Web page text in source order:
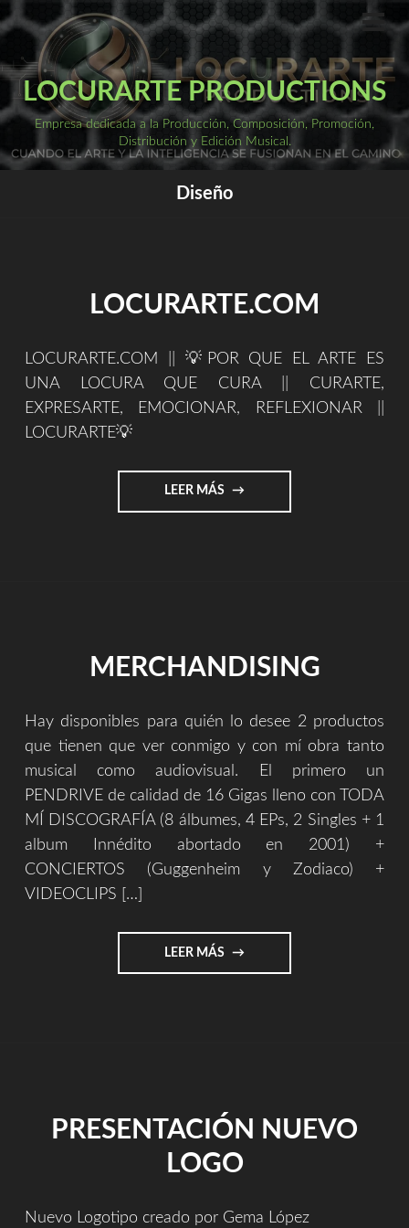
al
contenido
LOCURARTE PRODUCTIONS
Empresa dedicada a la Producción, Composición, Promoción,
Distribución y Edición Musical.
Diseño
LOCURARTE.COM
LOCURARTE.COM || 💡POR QUE EL ARTE ES
UNA LOCURA QUE CURA || CURARTE,
EXPRESARTE, EMOCIONAR, REFLEXIONAR ||
LOCURARTE💡
LEER MÁS "LOCURARTE.COM"
MERCHANDISING
Hay disponibles para quién lo desee 2 productos
que tienen que ver conmigo y con mí obra tanto
musical como audiovisual. El primero un
PENDRIVE de calidad de 16 Gigas lleno con TODA
MÍ DISCOGRAFÍA (8 álbumes, 4 EPs, 2 Singles + 1
album Innédito abortado en 2001) +
CONCIERTOS (Guggenheim y Zodiaco) +
VIDEOCLIPS […]
LEER MÁS "MERCHANDISING"
PRESENTACIÓN NUEVO
LOGO
Nuevo Logotipo creado por Gema López